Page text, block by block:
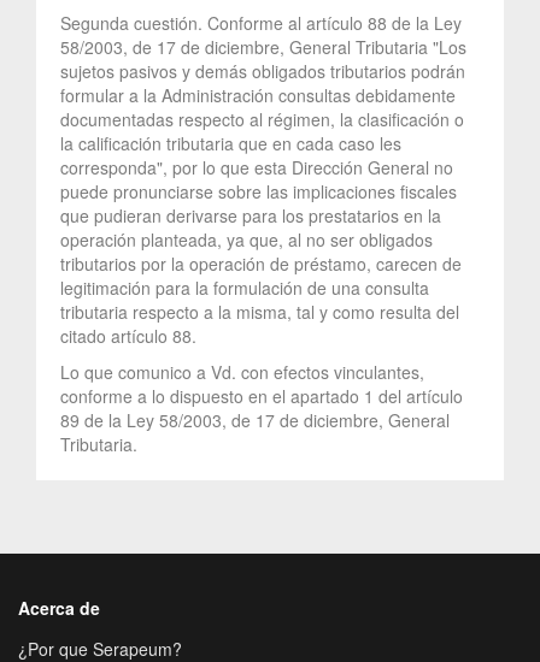
Segunda cuestión. Conforme al artículo 88 de la Ley
58/2003, de 17 de diciembre, General Tributaria "Los
sujetos pasivos y demás obligados tributarios podrán
formular a la Administración consultas debidamente
documentadas respecto al régimen, la clasificación o
la calificación tributaria que en cada caso les
corresponda", por lo que esta Dirección General no
puede pronunciarse sobre las implicaciones fiscales
que pudieran derivarse para los prestatarios en la
operación planteada, ya que, al no ser obligados
tributarios por la operación de préstamo, carecen de
legitimación para la formulación de una consulta
tributaria respecto a la misma, tal y como resulta del
citado artículo 88.
Lo que comunico a Vd. con efectos vinculantes,
conforme a lo dispuesto en el apartado 1 del artículo
89 de la Ley 58/2003, de 17 de diciembre, General
Tributaria.
Acerca de
¿Por que Serapeum?